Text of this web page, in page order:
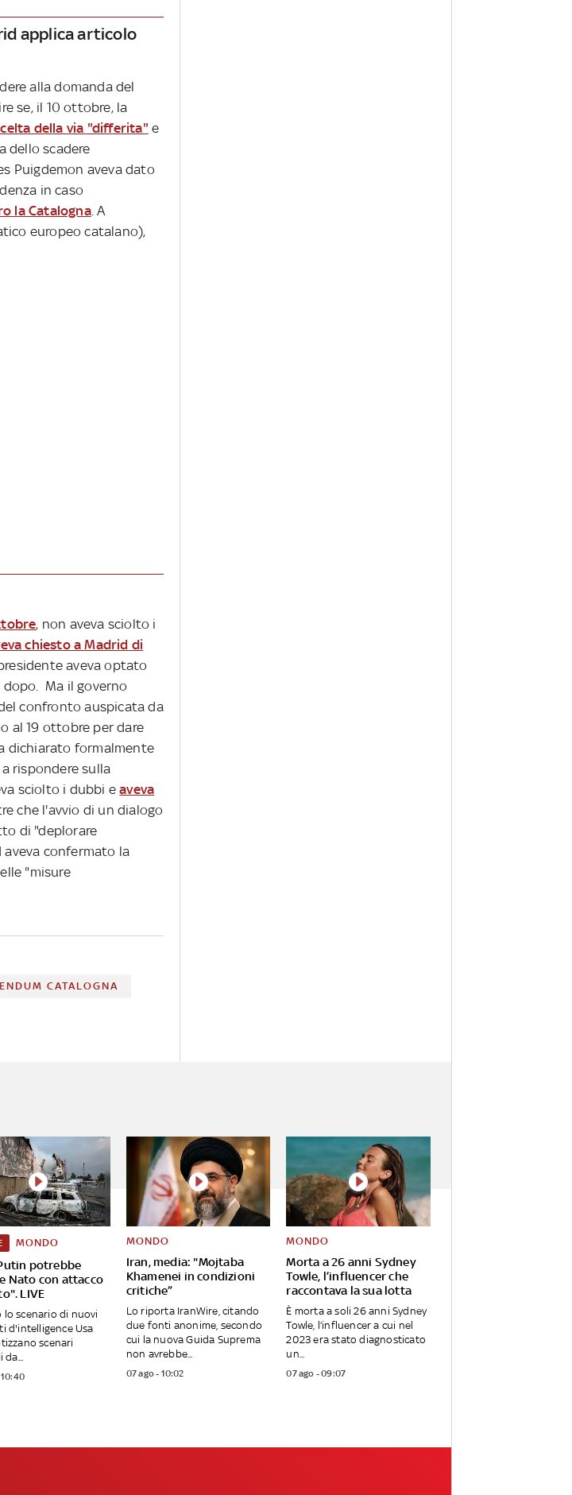
applica articolo
alla domanda del
se, il 10 ottobre, la
della via "differita" e
dello scadere
Puigdemon aveva dato
in caso
la Catalogna. A
europeo catalano),
, non aveva sciolto i
chiesto a Madrid di
aveva optato
dopo. Ma il governo
confronto auspicata da
al 19 ottobre per dare
dichiarato formalmente
rispondere sulla
sciolto i dubbi eaveva
che l'avvio di un dialogo
di "deplorare
confermato la
"misure
CATALOGNA
potrebbe
Nato con attacco
LIVE
MONDO
lo scenario di nuovi
d'intelligence Usa
scenari
da...
Iran, media: "Mojtaba
Khamenei in condizioni
critiche”
MONDO
Lo riporta IranWire, citando
due fonti anonime, secondo
cui la nuova Guida Suprema
non avrebbe...
07 ago - 10:02
Morta a 26 anni Sydney
Towle, l’influencer che
raccontava la sua lotta
MONDO
È morta a soli 26 anni Sydney
Towle, l’influencer a cui nel
2023 era stato diagnosticato
un...
07 ago - 09:07